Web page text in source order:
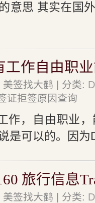
意思 其实在国
工作自由职
美签找大鹤 | 分类:
证拒签原因查询
作，自由职业
是可以的。因
旅行信息
美签找大鹤 | 分类: